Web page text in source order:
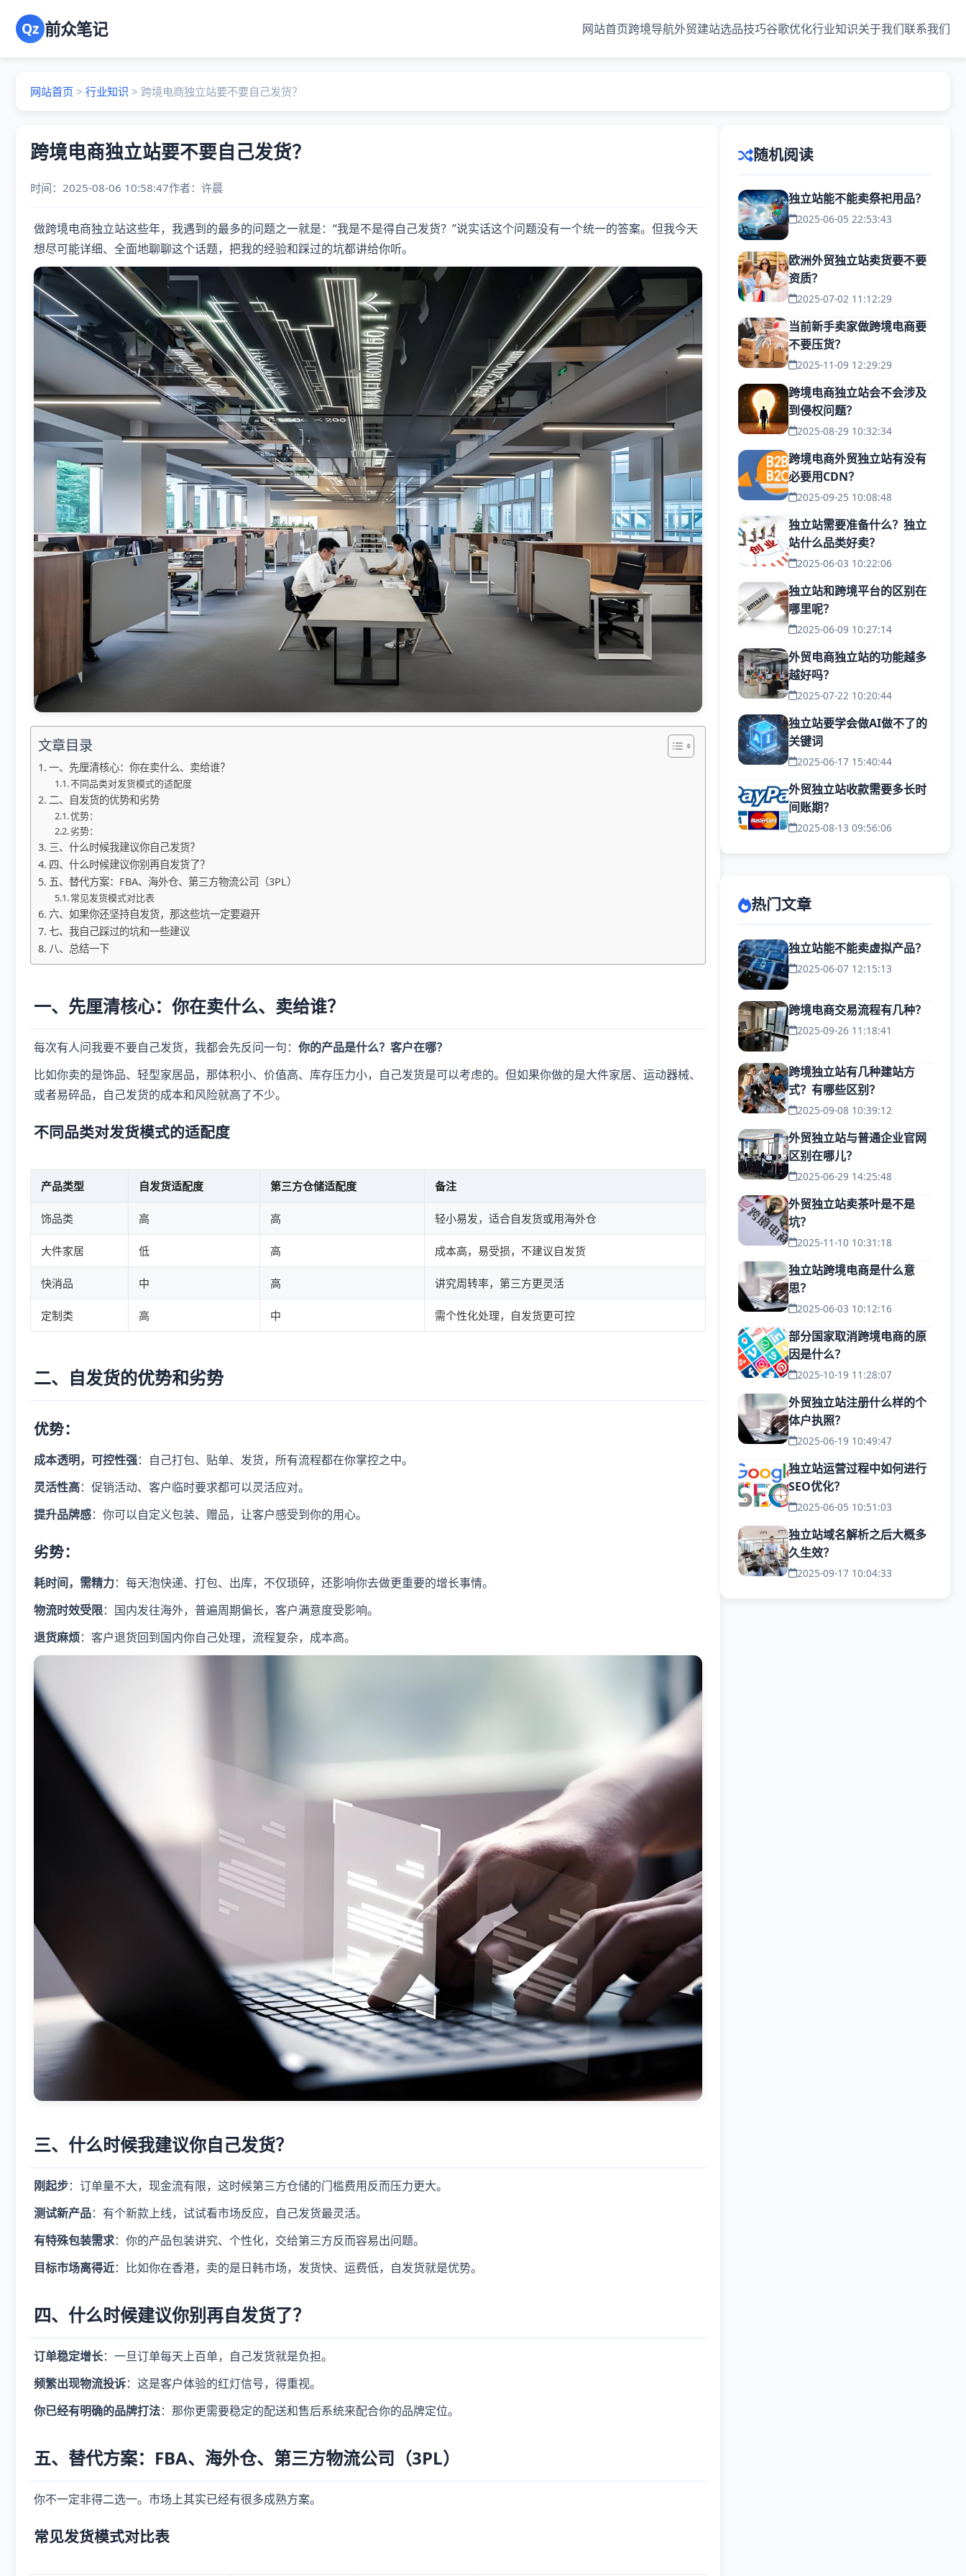
Qz 前众笔记 网站首页跨境导航外贸建站选品技巧谷歌优化行业知识关于我们联系我们
网站首页 > 行业知识 > 跨境电商独立站要不要自己发货？
跨境电商独立站要不要自己发货？
时间：2025-08-06 10:58:47作者： 许晨
做跨境电商独立站这些年，我遇到的最多的问题之一就是：“我是不是得自己发货？”说实话这个问题没有一个统一的答案。但我今天
想尽可能详细、全面地聊聊这个话题，把我的经验和踩过的坑都讲给你听。
文章目录
一、先厘清核心：你在卖什么、卖给谁？
不同品类对发货模式的适配度
二、自发货的优势和劣势
优势：
劣势：
三、什么时候我建议你自己发货？
四、什么时候建议你别再自发货了？
五、替代方案：FBA、海外仓、第三方物流公司（3PL）
常见发货模式对比表
六、如果你还坚持自发货，那这些坑一定要避开
七、我自己踩过的坑和一些建议
八、总结一下
一、先厘清核心：你在卖什么、卖给谁？
每次有人问我要不要自己发货，我都会先反问一句： 你的产品是什么？客户在哪？
比如你卖的是饰品、轻型家居品，那体积小、价值高、库存压力小，自己发货是可以考虑的。但如果你做的是大件家居、运动器械、
或者易碎品，自己发货的成本和风险就高了不少。
不同品类对发货模式的适配度
产品类型 自发货适配度 第三方仓储适配度 备注
饰品类 高 高 轻小易发，适合自发货或用海外仓
大件家居 低 高 成本高，易受损，不建议自发货
快消品 中 高 讲究周转率，第三方更灵活
定制类 高 中 需个性化处理，自发货更可控
二、自发货的优势和劣势
优势：
成本透明，可控性强：自己打包、贴单、发货，所有流程都在你掌控之中。
灵活性高：促销活动、客户临时要求都可以灵活应对。
提升品牌感：你可以自定义包装、赠品，让客户感受到你的用心。
劣势：
耗时间，需精力：每天泡快递、打包、出库，不仅琐碎，还影响你去做更重要的增长事情。
物流时效受限：国内发往海外，普遍周期偏长，客户满意度受影响。
退货麻烦：客户退货回到国内你自己处理，流程复杂，成本高。
三、什么时候我建议你自己发货？
刚起步：订单量不大，现金流有限，这时候第三方仓储的门槛费用反而压力更大。
测试新产品：有个新款上线，试试看市场反应，自己发货最灵活。
有特殊包装需求：你的产品包装讲究、个性化，交给第三方反而容易出问题。
目标市场离得近：比如你在香港，卖的是日韩市场，发货快、运费低，自发货就是优势。
四、什么时候建议你别再自发货了？
订单稳定增长：一旦订单每天上百单，自己发货就是负担。
频繁出现物流投诉：这是客户体验的红灯信号，得重视。
你已经有明确的品牌打法：那你更需要稳定的配送和售后系统来配合你的品牌定位。
五、替代方案：FBA、海外仓、第三方物流公司（3PL）
你不一定非得二选一。市场上其实已经有很多成熟方案。
常见发货模式对比表
随机阅读
独立站能不能卖祭祀用品？
2025-06-05 22:53:43
欧洲外贸独立站卖货要不要
资质？
2025-07-02 11:12:29
当前新手卖家做跨境电商要
不要压货？
2025-11-09 12:29:29
跨境电商独立站会不会涉及
到侵权问题？
2025-08-29 10:32:34
跨境电商外贸独立站有没有
必要用CDN？
2025-09-25 10:08:48
独立站需要准备什么？独立
站什么品类好卖？
2025-06-03 10:22:06
独立站和跨境平台的区别在
哪里呢？
2025-06-09 10:27:14
外贸电商独立站的功能越多
越好吗？
2025-07-22 10:20:44
独立站要学会做AI做不了的
关键词
2025-06-17 15:40:44
外贸独立站收款需要多长时
间账期？
2025-08-13 09:56:06
热门文章
独立站能不能卖虚拟产品？
2025-06-07 12:15:13
跨境电商交易流程有几种？
2025-09-26 11:18:41
跨境独立站有几种建站方
式？有哪些区别？
2025-09-08 10:39:12
外贸独立站与普通企业官网
区别在哪儿？
2025-06-29 14:25:48
外贸独立站卖茶叶是不是
坑？
2025-11-10 10:31:18
独立站跨境电商是什么意
思？
2025-06-03 10:12:16
部分国家取消跨境电商的原
因是什么？
2025-10-19 11:28:07
外贸独立站注册什么样的个
体户执照？
2025-06-19 10:49:47
独立站运营过程中如何进行
SEO优化？
2025-06-05 10:51:03
独立站域名解析之后大概多
久生效？
2025-09-17 10:04:33